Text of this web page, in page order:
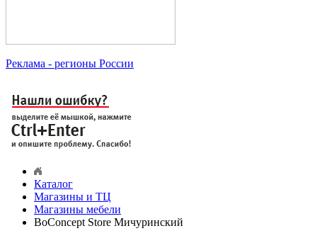
Реклама - регионы России
Каталог
Магазины и ТЦ
Магазины мебели
BoConcept Store Мичуринский